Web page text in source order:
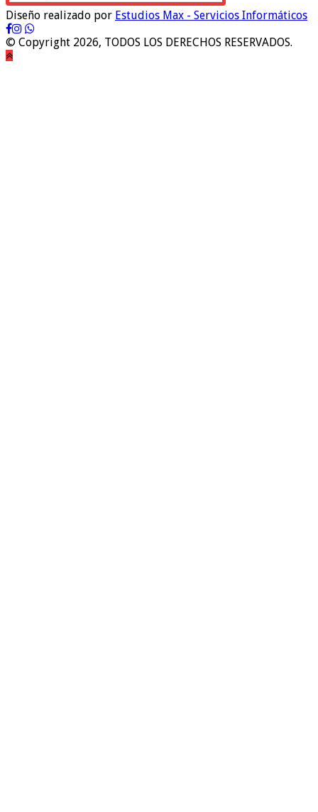
Diseño realizado por Estudios Max - Servicios Informáticos
© Copyright 2026, TODOS LOS DERECHOS RESERVADOS.